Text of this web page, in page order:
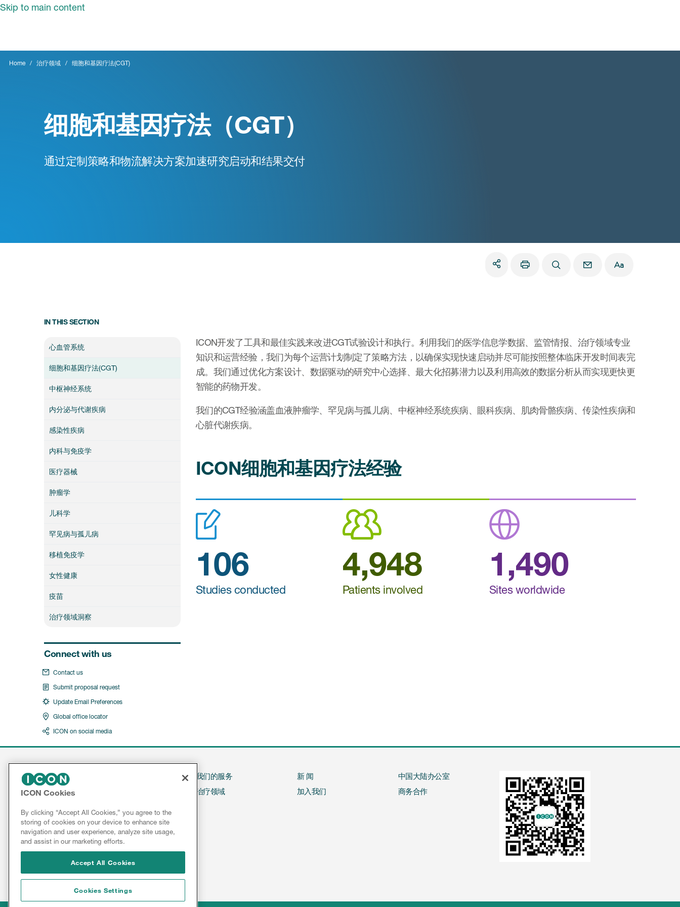
Skip to main content
Home 治疗领域 细胞和基因疗法(CGT)
细胞和基因疗法（CGT）
通过定制策略和物流解决方案加速研究启动和结果交付
ICON开发了工具和最佳实践来改进CGT试验设计和执行。利用我们的医学信息学数据、监管情报、治疗领域专业
知识和运营经验，我们为每个运营计划制定了策略方法，以确保实现快速启动并尽可能按照整体临床开发时间表完
成。我们通过优化方案设计、数据驱动的研究中心选择、最大化招募潜力以及利用高效的数据分析从而实现更快更
智能的药物开发。
我们的CGT经验涵盖血液肿瘤学、罕见病与孤儿病、中枢神经系统疾病、眼科疾病、肌肉骨骼疾病、传染性疾病和
心脏代谢疾病。
ICON细胞和基因疗法经验
106
Studies conducted
4,948
Patients involved
1,490
Sites worldwide
IN THIS SECTION
心血管系统
细胞和基因疗法(CGT)
中枢神经系统
内分泌与代谢疾病
感染性疾病
内科与免疫学
医疗器械
肿瘤学
儿科学
罕见病与孤儿病
移植免疫学
女性健康
疫苗
治疗领域洞察
Connect with us
Contact us
Submit proposal request
Update Email Preferences
Global office locator
ICON on social media
Contact
Results & Reports
我们的服务
治疗领域
新 闻
加入我们
中国大陆办公室
商务合作
ICON Cookies
By clicking “Accept All Cookies,” you agree to the
storing of cookies on your device to enhance site
navigation and user experience, analyze site usage,
and assist in our marketing efforts.
Accept All Cookies
Cookies Settings